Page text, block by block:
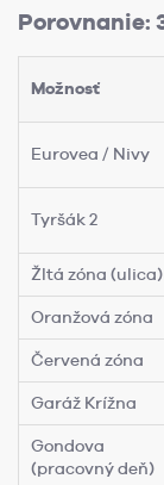
Porovnanie:
Možnosť
Eurovea / Nivy
Tyršák 2
Žltá zóna (ulica)
Oranžová zóna
Červená zóna
Garáž Krížna
Gondova
(pracovný deň)